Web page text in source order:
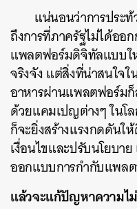
แน่นอนว่าการประ
ถึงการที่ภาครัฐไม่ได้ออ
แพลตฟอร์มดิจิทัลแบบใ
จริงจังแต่สิ่งที่น่าสนใจ
อาหารผ่านแพลตฟอร์ม
ด้วยแคมเปญต่างๆในโ
ก็จะยิ่งสร้างแรงกดดัน
เงื่อนไขและปรับนโยบาย
ออกแบบการกำกับแพล
แล้วจะแก้ปัญหาความไ